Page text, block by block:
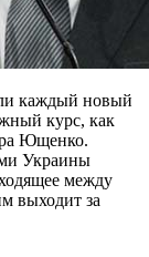
каждый новый
курс, как
Ющенко.
Украины
между
выходит за